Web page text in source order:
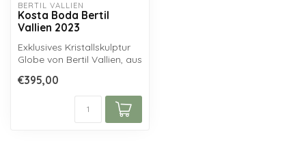
BERTIL VALLIEN
Kosta Boda Bertil
Vallien 2023
Exklusives Kristallskulptur
Globe von Bertil Vallien, aus
€395,00